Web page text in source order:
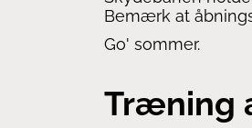
Bemærk at
Go' sommer.
Træning